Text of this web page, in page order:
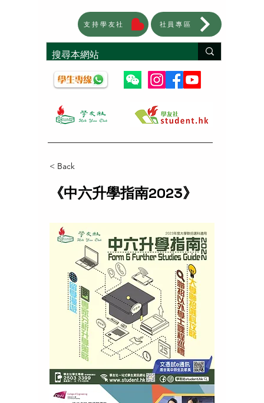
支持學友社 社員專區
< Back
《中六升學指南2023》